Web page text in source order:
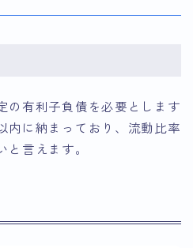
の有利子負債を必要とします
内に納まっており、流動比率
言えます。